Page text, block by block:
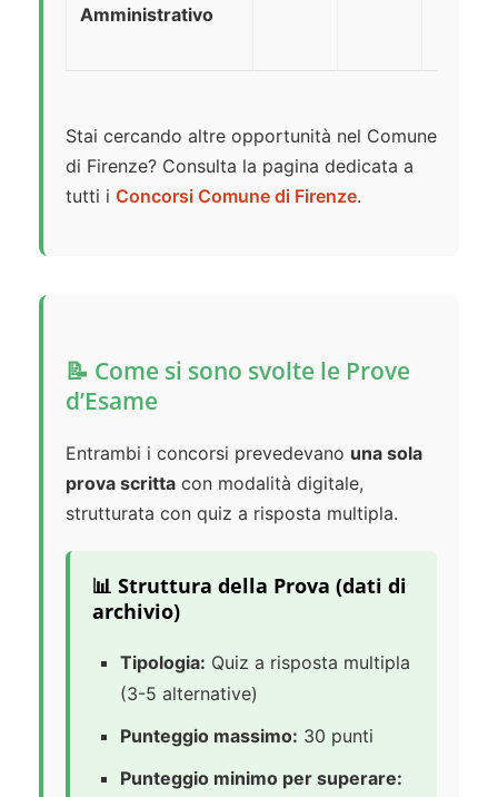
Amministrativo
Stai cercando altre opportunità nel Comune
di Firenze? Consulta la pagina dedicata a
tutti i Concorsi Comune di Firenze.
📝 Come si sono svolte le Prove
d’Esame
Entrambi i concorsi prevedevano una sola
prova scritta con modalità digitale,
strutturata con quiz a risposta multipla.
📊 Struttura della Prova (dati di
archivio)
Tipologia: Quiz a risposta multipla
(3-5 alternative)
Punteggio massimo: 30 punti
Punteggio minimo per superare: